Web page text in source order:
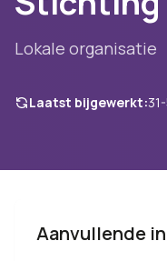
Lokale organisatie
Laatst bijgewerkt:
Aanvullende